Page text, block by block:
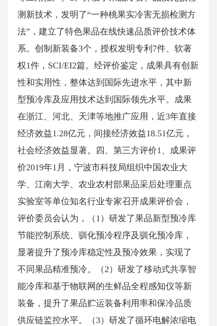
测新技术，发明了“一种桃果实冷害无损检测方
法”，建立了特色果品在线快速品质评价技术体
系。创制新装备3个，授权发明专利7件、软著
权1件，SCI/EI2篇。经评价鉴定，成果具有创新
性和实用性，整体达到国际先进水平，其中新
型预冷库及应用技术达到国际领先水平。成果
在浙江、河北、天津等地推广应用，近3年直接
经济效益1.28亿元，间接经济效益18.51亿元，
社会经济效益显著。四、第三方评价1、成果评
价2019年1月，宁波市科技局组织中国农业大
学、江南大学、农业农村部果品采后处理重点
实验室等单位知名行业专家召开成果评价会，
评价委员会认为，（1）研发了果品新型预冷库
节能控制系统、驯化预冷程序及驯化预冷库，
显著提升了预冷库稳定性及预冷效果，实现了
不同果品精准预冷。（2）研发了移动式共享智
能冷库和基于物联网的生鲜品全程感知仪等新
装备，提升了果品贮运装备利用率和保冷品质
供应链监控水平。（3）研发了循环电解浓缩电